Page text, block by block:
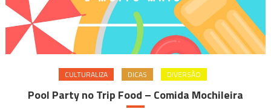
CULTURALIZA DICAS DIVERSÃO
Pool Party no Trip Food – Comida Mochileira